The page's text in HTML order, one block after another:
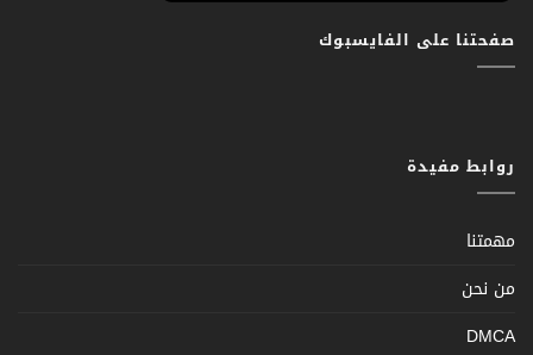
صفحتنا على الفايسبوك
روابط مفيدة
مهمتنا
من نحن
DMCA